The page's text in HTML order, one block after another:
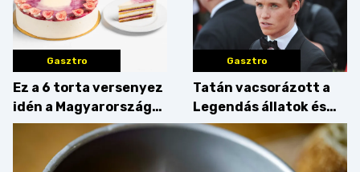
Gasztro
Ez a 6 torta versenyez
idén a Magyarország
tortája címért
Gasztro
Tatán vacsorázott a
Legendás állatok és
megfigyelésük sztárja!